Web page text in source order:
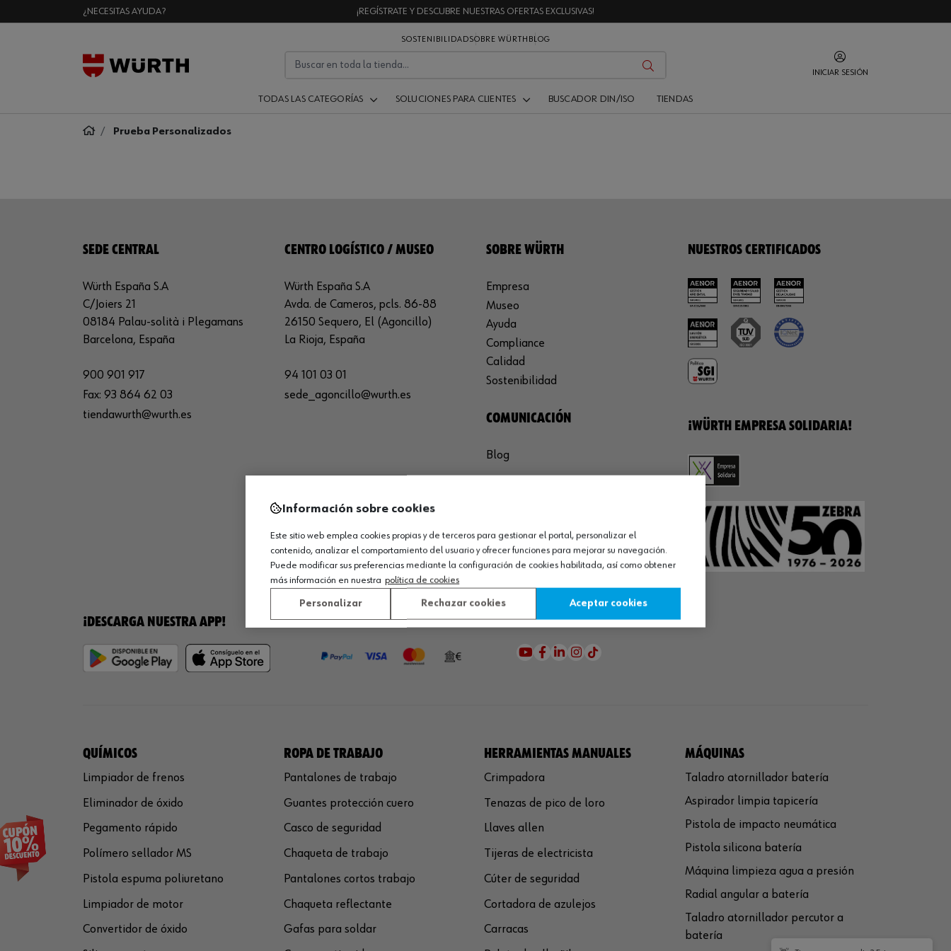
¿NECESITAS AYUDA? ¡REGÍSTRATE Y DESCUBRE NUESTRAS OFERTAS EXCLUSIVAS!
SOSTENIBILIDADSOBRE WÜRTH BLOG
INICIAR SESIÓN
TODAS LAS CATEGORÍAS SOLUCIONES PARA CLIENTES BUSCADOR DIN/ISO TIENDAS
Prueba Personalizados
SEDE CENTRAL
Würth España S.A
C/Joiers 21
08184 Palau-solità i Plegamans
Barcelona, España
900 901 917
Fax: 93 864 62 03
tiendawurth@wurth.es
CENTRO LOGÍSTICO / MUSEO
Würth España S.A
Avda. de Cameros, pcls. 86-88
26150 Sequero, El (Agoncillo)
La Rioja, España
94 101 03 01
sede_agoncillo@wurth.es
SOBRE WÜRTH
Empresa
Museo
Ayuda
Compliance
Calidad
Sostenibilidad
COMUNICACIÓN
Blog
¡Trabaja con nosotros!
NUESTROS CERTIFICADOS
¡WÜRTH EMPRESA SOLIDARIA!
¡DESCARGA NUESTRA APP! MÉTODOS DE PAGO ¡SÍGUENOS!
QUÍMICOS
Limpiador de frenos
Eliminador de óxido
Pegamento rápido
Polímero sellador MS
Pistola espuma poliuretano
Limpiador de motor
Convertidor de óxido
ROPA DE TRABAJO
Pantalones de trabajo
Guantes protección cuero
Casco de seguridad
Chaqueta de trabajo
Pantalones cortos trabajo
Chaqueta reflectante
Gafas para soldar
HERRAMIENTAS MANUALES
Crimpadora
Tenazas de pico de loro
Llaves allen
Tijeras de electricista
Cúter de seguridad
Cortadora de azulejos
Carracas
MÁQUINAS
Taladro atornillador batería
Aspirador limpia tapicería
Pistola de impacto neumática
Pistola silicona batería
Máquina limpieza agua a presión
Radial angular a batería
Taladro atornillador percutor a
batería
Información sobre cookies
Este sitio web emplea cookies propias y de terceros para gestionar el portal, personalizar el
contenido, analizar el comportamiento del usuario y ofrecer funciones para mejorar su navegación.
Puede modificar sus preferencias mediante la configuración de cookies habilitada, así como obtener
más información en nuestra política de cookies
Personalizar Rechazar cookies Aceptar cookies